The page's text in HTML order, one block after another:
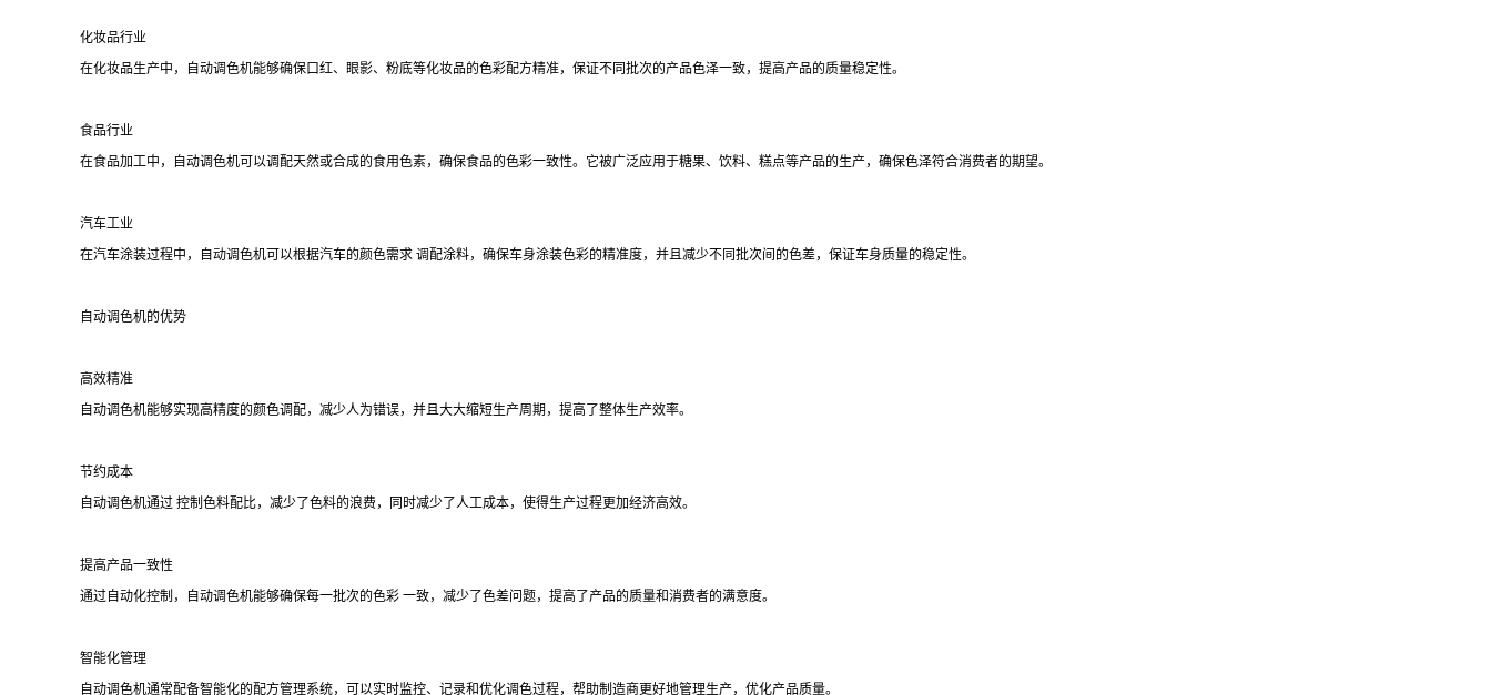
化妆品行业
在化妆品生产中，自动调色机能够确保口红、眼影、粉底等化妆品的色彩配方精准，保证不同批次的产品色泽一致，提高产品的质量稳定性。
食品行业
在食品加工中，自动调色机可以调配天然或合成的食用色素，确保食品的色彩一致性。它被广泛应用于糖果、饮料、糕点等产品的生产，确保色泽符合消费者的期望。
汽车工业
在汽车涂装过程中，自动调色机可以根据汽车的颜色需求 调配涂料，确保车身涂装色彩的精准度，并且减少不同批次间的色差，保证车身质量的稳定性。
自动调色机的优势
高效精准
自动调色机能够实现高精度的颜色调配，减少人为错误，并且大大缩短生产周期，提高了整体生产效率。
节约成本
自动调色机通过 控制色料配比，减少了色料的浪费，同时减少了人工成本，使得生产过程更加经济高效。
提高产品一致性
通过自动化控制，自动调色机能够确保每一批次的色彩 一致，减少了色差问题，提高了产品的质量和消费者的满意度。
智能化管理
自动调色机通常配备智能化的配方管理系统，可以实时监控、记录和优化调色过程，帮助制造商更好地管理生产，优化产品质量。